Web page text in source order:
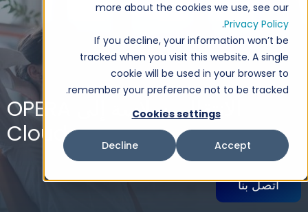
more about the cookies we use, see our
Privacy Policy
.
If you decline, your information won’t be
tracked when you visit this website. A single
cookie will be used in your browser to
remember your preference not to be tracked.
Cookies settings
Accept
Decline
الانتقال بسلاسة إلى OPERA
Cloud
اتصل بنا